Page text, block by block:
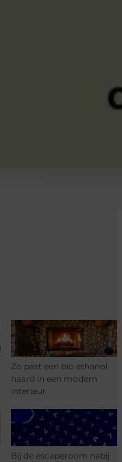
Zo past een bio ethanol
haard in een modern
interieur
Bij de escaperoom nabij